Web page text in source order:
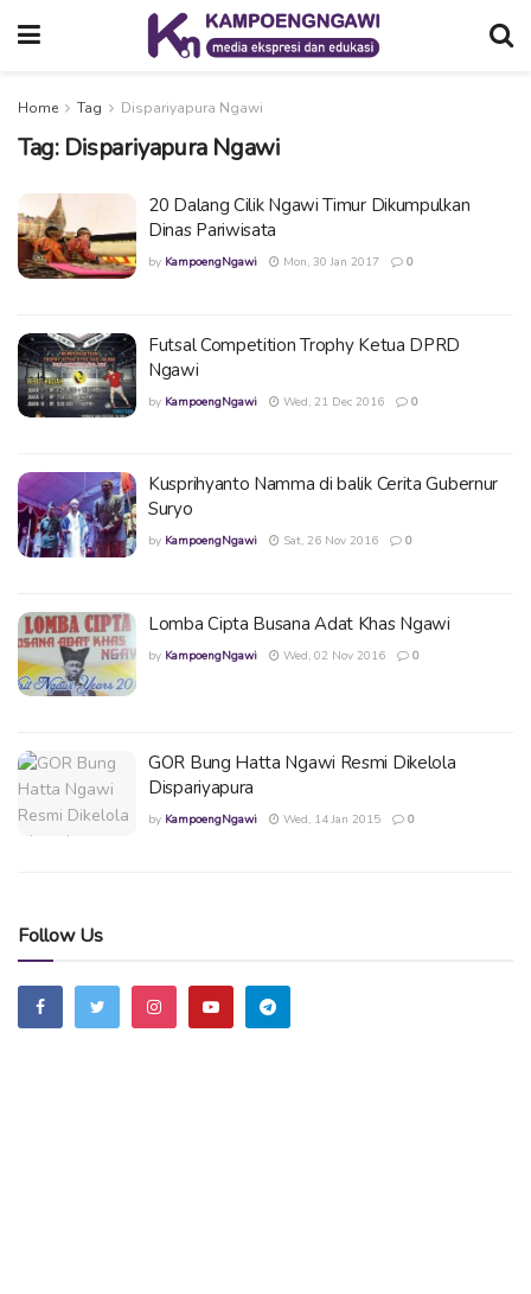
Home Tag Dispariyapura Ngawi
Tag: Dispariyapura Ngawi
20 Dalang Cilik Ngawi Timur Dikumpulkan
Dinas Pariwisata
by KampoengNgawi Mon, 30 Jan 2017 0
Futsal Competition Trophy Ketua DPRD
Ngawi
by KampoengNgawi Wed, 21 Dec 2016 0
Kusprihyanto Namma di balik Cerita Gubernur
Suryo
by KampoengNgawi Sat, 26 Nov 2016 0
Lomba Cipta Busana Adat Khas Ngawi
by KampoengNgawi Wed, 02 Nov 2016 0
GOR Bung Hatta Ngawi Resmi Dikelola
Dispariyapura
by KampoengNgawi Wed, 14 Jan 2015 0
Follow Us